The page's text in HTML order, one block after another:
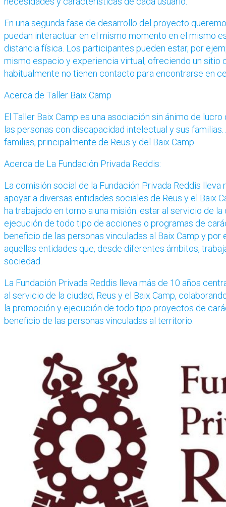
En una segunda fase de desarrollo del proyecto
puedan interactuar en el mismo momento en el mismo
distancia física. Los participantes pueden estar, por
mismo espacio y experiencia virtual, ofreciendo un sitio
habitualmente no tienen contacto para encontrarse en
Acerca de Taller Baix Camp
El Taller Baix Camp es una asociación sin ánimo de
las personas con discapacidad intelectual y sus
familias, principalmente de Reus y del Baix Camp.
Acerca de La Fundación Privada Reddis:
La comisión social de la Fundación Privada Reddis
apoyar a diversas entidades sociales de Reus y el Baix
ha trabajado en torno a una misión: estar al servicio de
ejecución de todo tipo de acciones o programas de
beneficio de las personas vinculadas al Baix Camp y
aquellas entidades que, desde diferentes ámbitos,
sociedad.
La Fundación Privada Reddis lleva más de 10 años
al servicio de la ciudad, Reus y el Baix Camp,
la promoción y ejecución de todo tipo proyectos de
beneficio de las personas vinculadas al territorio.